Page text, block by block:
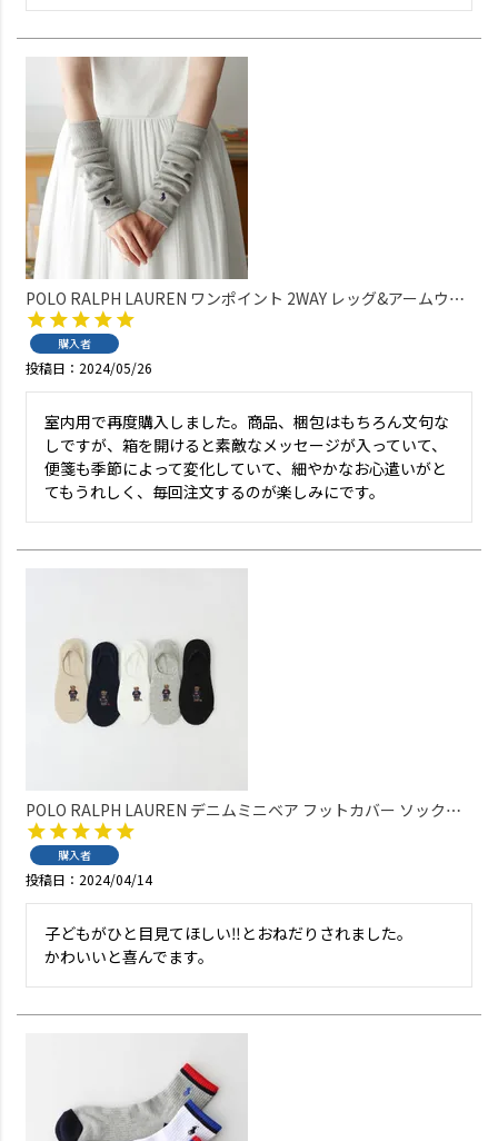
POLO RALPH LAUREN ワンポイント 2WAY レッグ&アームウォ
ーマー オーガニックコットン混 レディース 03228638
購入者
投稿日 2024/05/26
室内用で再度購入しました。商品、梱包はもちろん文句な
しですが、箱を開けると素敵なメッセージが入っていて、
便箋も季節によって変化していて、細やかなお心遣いがと
てもうれしく、毎回注文するのが楽しみにです。
POLO RALPH LAUREN デニムミニベア フットカバー ソックス
オーガニックコットン混 レディース 03207920
購入者
投稿日 2024/04/14
子どもがひと目見てほしい‼︎とおねだりされました。
かわいいと喜んでます。